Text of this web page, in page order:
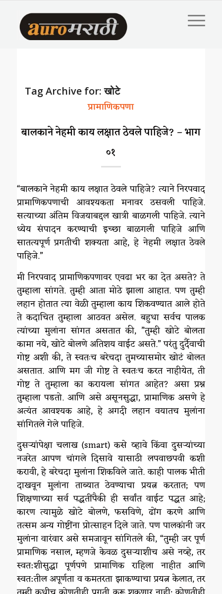
Tag Archive for:खोटे
प्रामाणिकपणा
बालकाने नेहमी काय लक्षात ठेवले पाहिजे? – भाग
०१
“बालकाने नेहमी काय लक्षात ठेवले पाहिजे? त्याने निरपवाद
प्रामाणिकपणाची आवश्यकता मनावर ठसवली पाहिजे.
सत्याच्या अंतिम विजयाबद्दल खात्री बाळगली पाहिजे. त्याने
ध्येय संपादन करण्याची इच्छा बाळगली पाहिजे आणि
सातत्यपूर्ण प्रगतीची शक्यता आहे, हे नेहमी लक्षात ठेवले
पाहिजे.”
मी निरपवाद प्रामाणिकपणावर एवढा भर का देत असते? ते
तुम्हाला सांगते. तुम्ही आता मोठे झाला आहात. पण तुम्ही
लहान होतात त्या वेळी तुम्हाला काय शिकवण्यात आले होते
ते कदाचित तुम्हाला आठवत असेल. बहुधा सर्वच पालक
त्यांच्या मुलांना सांगत असतात की, ”तुम्ही खोटे बोलता
कामा नये, खोटे बोलणे अतिशय वाईट असते.” परंतु दुर्दैवाची
गोष्ट अशी की, ते स्वतःच बरेचदा तुमच्यासमोर खोटं बोलत
असतात. आणि मग जी गोष्ट ते स्वतःच करत नाहीयेत, ती
गोष्ट ते तुम्हाला का करायला सांगत आहेत? असा प्रश्न
तुम्हाला पडतो. आणि असे असूनसुद्धा, प्रामाणिक असणे हे
अत्यंत आवश्यक आहे, हे अगदी लहान वयातच मुलांना
सांगितले गेले पाहिजे.
दुसऱ्यांपेक्षा चलाख (smart) कसे व्हावे किंवा दुसऱ्यांच्या
नजरेत आपण चांगले दिसावे यासाठी लपवाछपवी कशी
करावी, हे बरेचदा मुलांना शिकविले जाते. काही पालक भीती
दाखवून मुलांना ताब्यात ठेवण्याचा प्रयत्न करतात; पण
शिक्षणाच्या सर्व पद्धतींपैकी ही सर्वांत वाईट पद्धत आहे;
कारण त्यामुळे खोटे बोलणे, फसविणे, ढोंग करणे आणि
तत्सम अन्य गोष्टींना प्रोत्साहन दिले जाते. पण पालकांनी जर
मुलांना वारंवार असे समजावून सांगितले की, “तुम्ही जर पूर्ण
प्रामाणिक नसाल, म्हणजे केवळ दुसऱ्याशीच असे नव्हे, तर
स्वत:शीसुद्धा पूर्णपणे प्रामाणिक राहिला नाहीत आणि
स्वत:तील अपूर्णता व कमतरता झाकण्याचा प्रयत्न केलात, तर